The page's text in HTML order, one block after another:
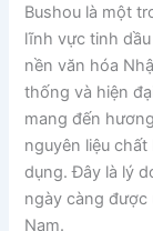
Bushou là một
lĩnh vực tinh
nền văn hóa
thống và hiện
mang đến
nguyên liệu
dụng. Đây là lý
ngày càng được
Nam.